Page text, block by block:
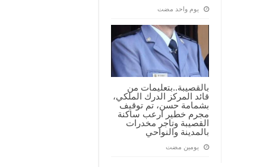
‏يوم واحد مضت
بالقصيبة..بتعليمات من
قائد المركز الدرك الملكي،
بشمامة حسن، تم توقيف
مجرم خطير ارعب ساكنة
القصيبة وتاجر مخدرات
بالمدينة والنواحي
‏يومين مضت